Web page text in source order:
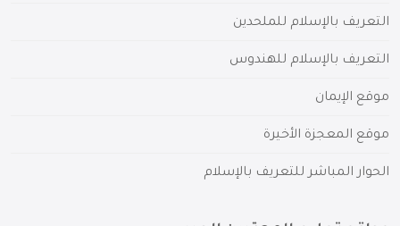
التعريف بالإسلام للملحدين
التعريف بالإسلام للهندوس
موقع الإيمان
موقع المعجزة الأخيرة
الحوار المباشر للتعريف بالإسلام